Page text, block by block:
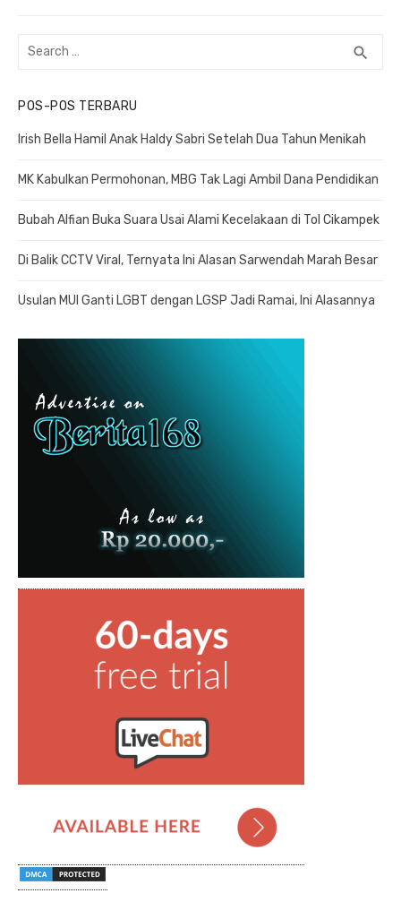
Search
search
POS-POS TERBARU
Irish Bella Hamil Anak Haldy Sabri Setelah Dua Tahun Menikah
MK Kabulkan Permohonan, MBG Tak Lagi Ambil Dana Pendidikan
Bubah Alfian Buka Suara Usai Alami Kecelakaan di Tol Cikampek
Di Balik CCTV Viral, Ternyata Ini Alasan Sarwendah Marah Besar
Usulan MUI Ganti LGBT dengan LGSP Jadi Ramai, Ini Alasannya